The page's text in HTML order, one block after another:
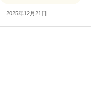
2025年12月21日